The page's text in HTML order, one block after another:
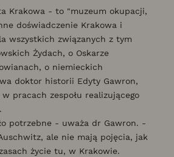
Krakowa - to "muzeum okupacji,
doświadczenie Krakowa i
wszystkich związanych z tym
Żydach, o Oskarze
o niemieckich
doktor historii Edyty Gawron,
pracach zespołu realizującego
potrzebne - uważa dr Gawron. -
ale nie mają pojęcia, jak
życie tu, w Krakowie.